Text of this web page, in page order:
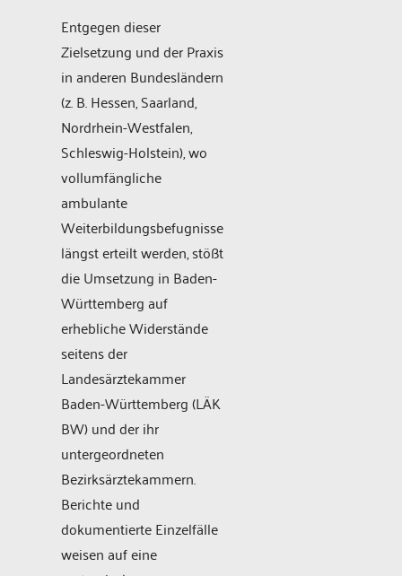
Entgegen dieser
Zielsetzung und der Praxis
in anderen Bundesländern
(z. B. Hessen, Saarland,
Nordrhein-Westfalen,
Schleswig-Holstein), wo
vollumfängliche
ambulante
Weiterbildungsbefugnisse
längst erteilt werden, stößt
die Umsetzung in Baden-
Württemberg auf
erhebliche Widerstände
seitens der
Landesärztekammer
Baden-Württemberg (LÄK
BW) und der ihr
untergeordneten
Bezirksärztekammern.
Berichte und
dokumentierte Einzelfälle
weisen auf eine